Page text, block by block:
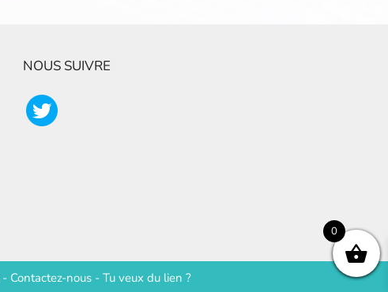
NOUS SUIVRE
- Contactez-nous - Tu veux du lien ?
0